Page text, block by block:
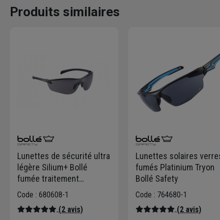
Produits similaires
Lunettes de sécurité ultra
légère Silium+ Bollé
fumée traitement
Platinum
Code : 680608-1
(2 avis)
Lunettes solaires
fumés Platinium Tryon
Bollé Safety
Code : 764680-1
(2 avis)